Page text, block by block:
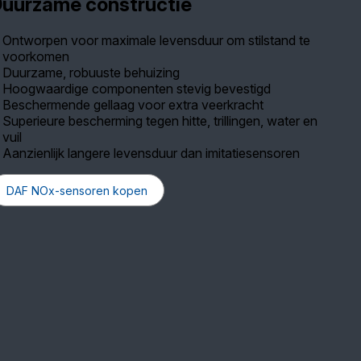
Ontworpen voor maximale levensduur om stilstand te
voorkomen
Duurzame, robuuste behuizing
Hoogwaardige componenten stevig bevestigd
Beschermende gellaag voor extra veerkracht
Superieure bescherming tegen hitte, trillingen, water en
vuil
Aanzienlijk langere levensduur dan imitatiesensoren
DAF NOx-sensoren kopen